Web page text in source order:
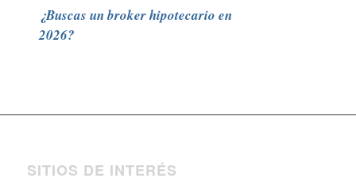
¿Buscas un broker hipotecario en
2026?
SITIOS DE INTERÉS